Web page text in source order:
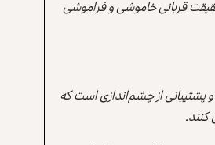
قربانی خاموشی و فراموشی
از چشم‌اندازی است که
کنند.